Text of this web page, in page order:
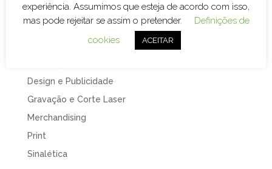
Categorias
Branding
Decoração de Espaços
Design e Publicidade
Gravação e Corte Laser
Merchandising
Print
Sinalética
experiência. Assumimos que esteja de acordo com isso,
mas pode rejeitar se assim o pretender.
Definições de
cookies
ACEITAR